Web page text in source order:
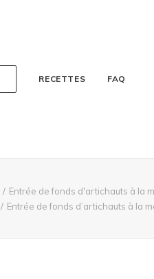
RECETTES FAQ
Entrée de fonds d'artichauts à la
Entrée de fonds d’artichauts à la